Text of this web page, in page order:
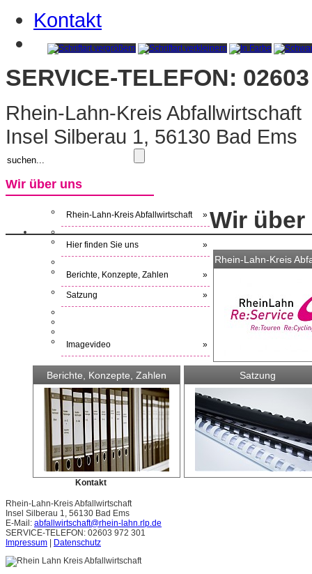
Kontakt
SERVICE-TELEFON:
Rhein-Lahn-Kreis Abfallwirtschaft
Insel Silberau 1, 56130 Bad Ems
Wir über uns
Rhein-Lahn-Kreis Abfallwirtschaft »
Hier finden Sie uns »
Berichte, Konzepte, Zahlen »
Satzung »
Imagevideo »
Wir über
Rhein-Lahn-Kreis
Berichte, Konzepte, Zahlen Satzung
Kontakt
Rhein-Lahn-Kreis Abfallwirtschaft
Insel Silberau 1, 56130 Bad Ems
E-Mail: abfallwirtschaft@rhein-lahn.rlp.de
SERVICE-TELEFON: 02603 972 301
Impressum
Datenschutz